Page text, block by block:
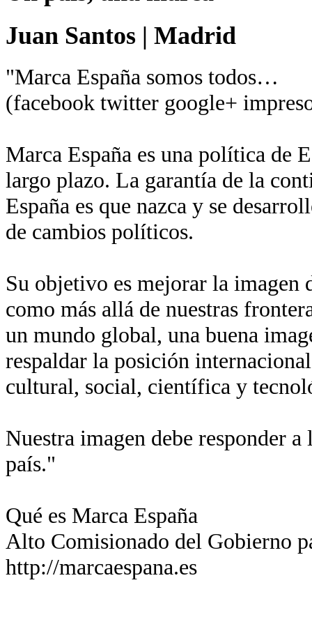
Juan Santos | Madrid
"Marca España somos todos…
(facebook twitter google+
Marca España es una política de
largo plazo. La garantía de la
España es que nazca y se
de cambios políticos.
Su objetivo es mejorar la imagen
como más allá de nuestras
un mundo global, una buena
respaldar la posición
cultural, social, científica y
Nuestra imagen debe responder
país."
Qué es Marca España
Alto Comisionado del Gobierno
http://marcaespana.es